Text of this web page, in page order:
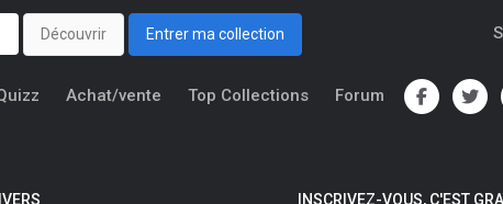
Découvrir Entrer ma collection
Achat/vente Top Collections Forum
INSCRIVEZ-VOUS, C'EST